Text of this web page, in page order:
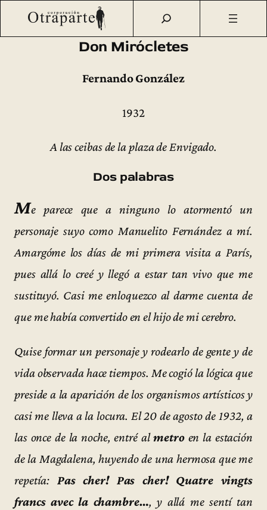
Saltar
Otraparte.org/Fernando González/
ediciones
Don Mirócletes
Fernando González
1932
A las ceibas de la plaza de Envigado.
Dos palabras
Me parece que a ninguno lo atormentó un
personaje suyo como Manuelito Fernández a mí.
Amargóme los días de mi primera visita a París,
pues allá lo creé y llegó a estar tan vivo que me
sustituyó. Casi me enloquezco al darme cuenta de
que me había convertido en el hijo de mi cerebro.
Quise formar un personaje y rodearlo de gente y de
vida observada hace tiempos. Me cogió la lógica que
preside a la aparición de los organismos artísticos y
casi me lleva a la locura. El 20 de agosto de 1932, a
las once de la noche, entré almetroen la estación
de la Magdalena, huyendo de una hermosa que me
repetía: Pas cher! Pas cher! Quatre vingts
francs avec la chambre…, y allá me sentí tan